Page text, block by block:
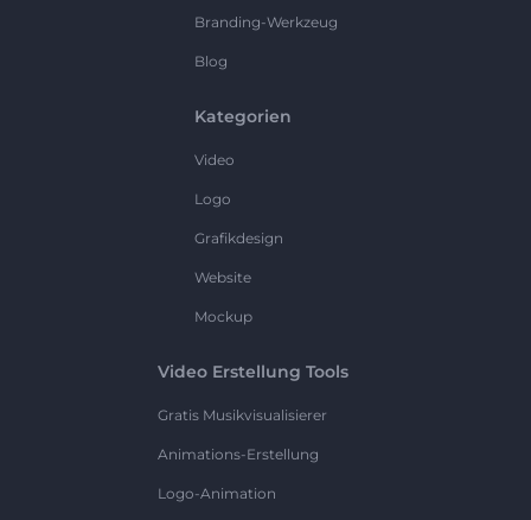
Branding-Werkzeug
Blog
Kategorien
Video
Logo
Grafikdesign
Website
Mockup
Video Erstellung Tools
Gratis Musikvisualisierer
Animations-Erstellung
Logo-Animation